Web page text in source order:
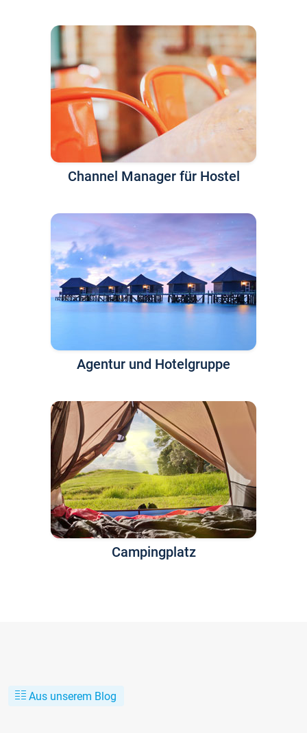
Channel Manager für Hostel
Agentur und Hotelgruppe
Campingplatz
Aus unserem Blog